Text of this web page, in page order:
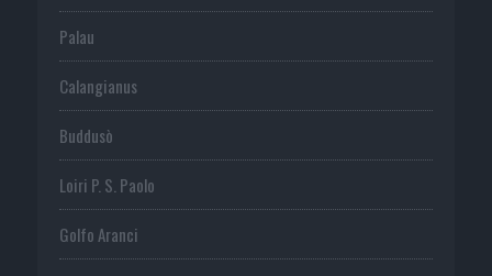
Palau
Calangianus
Buddusò
Loiri P. S. Paolo
Golfo Aranci